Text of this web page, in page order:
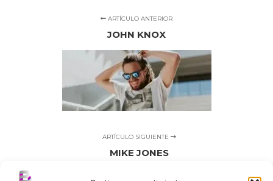
ARTÍCULO ANTERIOR
JOHN KNOX
ARTÍCULO SIGUIENTE
MIKE JONES